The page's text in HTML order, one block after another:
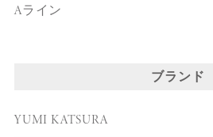
Aライン
ブランド
YUMI KATSURA